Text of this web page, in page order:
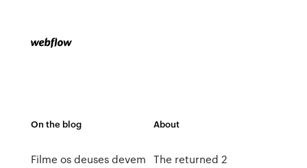
On the blog
Filme os deuses devem
About
The returned 2